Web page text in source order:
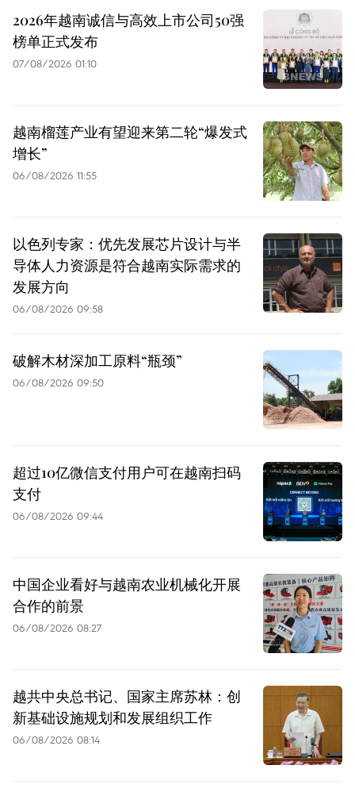
2026年越南诚信与高效上市公司50强
榜单正式发布
07/08/2026 01:10
越南榴莲产业有望迎来第二轮“爆发式
增长”
06/08/2026 11:55
以色列专家：优先发展芯片设计与半
导体人力资源是符合越南实际需求的
发展方向
06/08/2026 09:58
破解木材深加工原料“瓶颈”
06/08/2026 09:50
超过10亿微信支付用户可在越南扫码
支付
06/08/2026 09:44
中国企业看好与越南农业机械化开展
合作的前景
06/08/2026 08:27
越共中央总书记、国家主席苏林：创
新基础设施规划和发展组织工作
06/08/2026 08:14